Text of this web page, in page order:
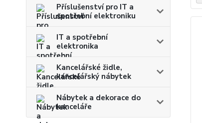
Příslušenství pro IT a
spotřební elektroniku
IT a spotřební
elektronika
Kancelářské židle,
kancelářský nábytek
Nábytek a dekorace do
kanceláře